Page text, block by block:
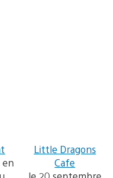
en
Little Dragons
Cafe